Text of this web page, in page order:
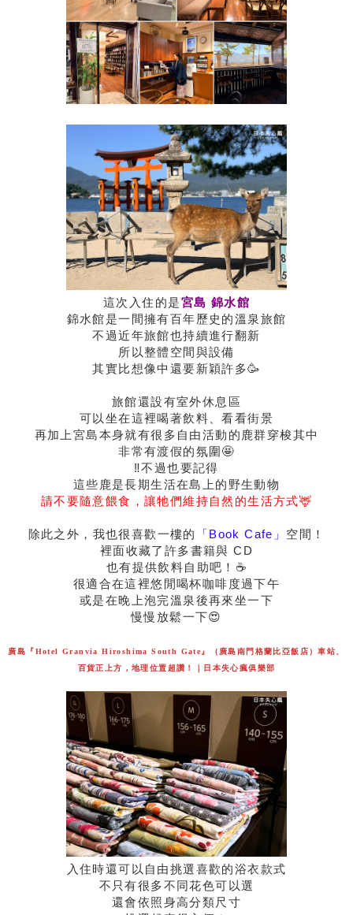
這次入住的是宮島 錦水館
錦水館是一間擁有百年歷史的溫泉旅館
不過近年旅館也持續進行翻新
所以整體空間與設備
其實比想像中還要新穎許多🥳
旅館還設有室外休息區
可以坐在這裡喝著飲料、看看街景
再加上宮島本身就有很多自由活動的鹿群穿梭其中
非常有渡假的氛圍🤩
‼️不過也要記得
這些鹿是長期生活在島上的野生動物
請不要隨意餵食，讓牠們維持自然的生活方式🦌
除此之外，我也很喜歡一樓的 「Book Cafe」 空間！
裡面收藏了許多書籍與 CD
也有提供飲料自助吧！☕️
很適合在這裡悠閒喝杯咖啡度過下午
或是在晚上泡完溫泉後再來坐一下
慢慢放鬆一下😍
廣島『Hotel Granvia Hiroshima South Gate』（廣島南門格蘭比亞飯店）車站、
百貨正上方，地理位置超讚！｜日本失心瘋俱樂部
入住時還可以自由挑選喜歡的浴衣款式
不只有很多不同花色可以選
還會依照身高分類尺寸